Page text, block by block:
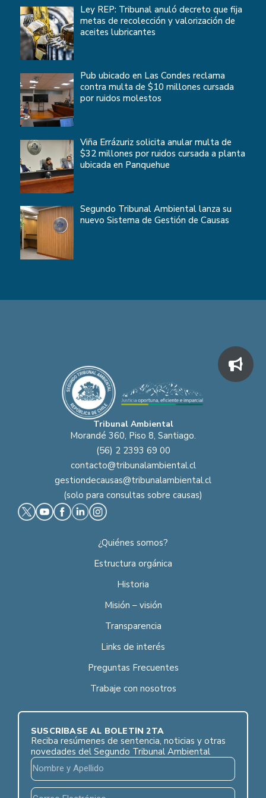
Ley REP: Tribunal anuló decreto que fija
metas de recolección y valorización de
aceites lubricantes
Pub ubicado en Las Condes reclama
contra multa de $10 millones cursada
por ruidos molestos
Viña Errázuriz solicita anular multa de
$32 millones por ruidos cursada a planta
ubicada en Panquehue
Segundo Tribunal Ambiental lanza su
nuevo Sistema de Gestión de Causas
Tribunal Ambiental
Morandé 360, Piso 8, Santiago.
(56) 2 2393 69 00
contacto@tribunalambiental.cl
gestiondecausas@tribunalambiental.cl
(solo para consultas sobre causas)
¿Quiénes somos?
Estructura orgánica
Historia
Misión – visión
Transparencia
Links de interés
Preguntas Frecuentes
Trabaje con nosotros
SUSCRÍBASE AL BOLETÍN 2TA
Reciba resúmenes de sentencia, noticias y otras
novedades del Segundo Tribunal Ambiental